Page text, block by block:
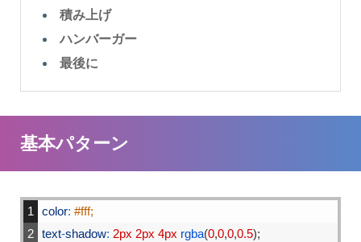
積み上げ
ハンバーガー
最後に
基本パターン
1
2
color: #fff;
text-shadow: 2px 2px 4px rgba(0,0,0,0.5);